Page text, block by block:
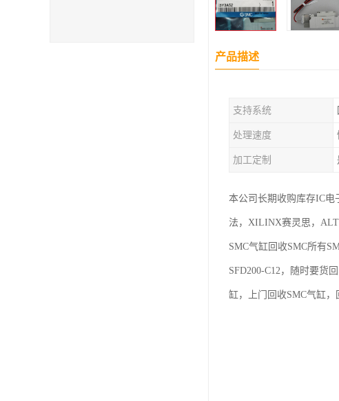
产品描述
支持系统
处理速度
加工定制
本公司长期收购库存IC电
法，XILINX赛灵思，
SMC气缸回收SMC所有
SFD200-C12，随时要货
缸，上门回收SMC气缸，